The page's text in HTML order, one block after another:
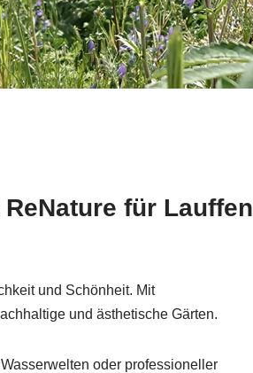
für Lauffen
und Schönheit. Mit
und ästhetische Gärten.
oder professioneller